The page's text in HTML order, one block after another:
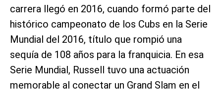
carrera llegó en 2016, cuando formó parte del
histórico campeonato de los Cubs en la Serie
Mundial del 2016, título que rompió una
sequía de 108 años para la franquicia. En esa
Serie Mundial, Russell tuvo una actuación
memorable al conectar un Grand Slam en el